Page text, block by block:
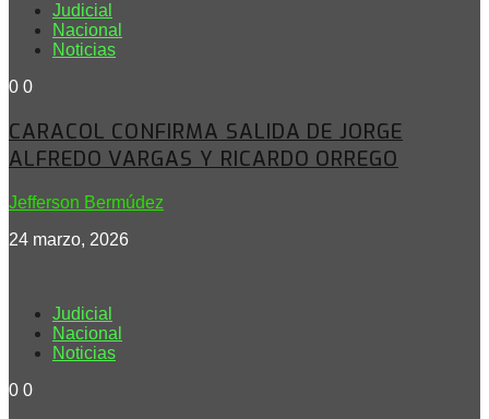
Judicial
Nacional
Noticias
0 0
CARACOL CONFIRMA SALIDA DE JORGE
ALFREDO VARGAS Y RICARDO ORREGO
Jefferson Bermúdez
24 marzo, 2026
Judicial
Nacional
Noticias
0 0